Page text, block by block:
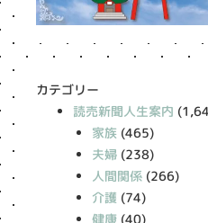
カテゴリー
読売新聞人生案内
家族(465)
夫婦(238)
人間関係(266)
介護 (74)
健康(40)